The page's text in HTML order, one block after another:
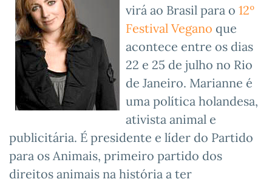
virá ao Brasil para o 12º
Festival Vegano que
acontece entre os dias
22 e 25 de julho no Rio
de Janeiro. Marianne é
uma política holandesa,
ativista animal e
publicitária. É presidente e líder do Partido
para os Animais, primeiro partido dos
direitos animais na história a ter